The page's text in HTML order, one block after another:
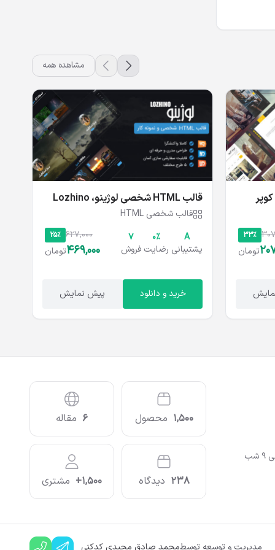
مشاهده همه
33%
تومان
قالب HTML شخصی لوژینو، Lozhino
قالب شخصی HTML
A
پشتیبانی
۰%
رضایت
۷
فروش
25% 627,000
469,000تومان
خرید و دانلود پیش نمایش
1,500 محصول 6 مقاله
238 دیدگاه 1,500+ مشتری
مدیریت و توسعه توسطمحمد صادق مجیدی کدکنی